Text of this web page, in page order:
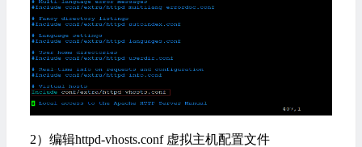
2）编辑httpd-vhosts.conf 虚拟主机配置文件